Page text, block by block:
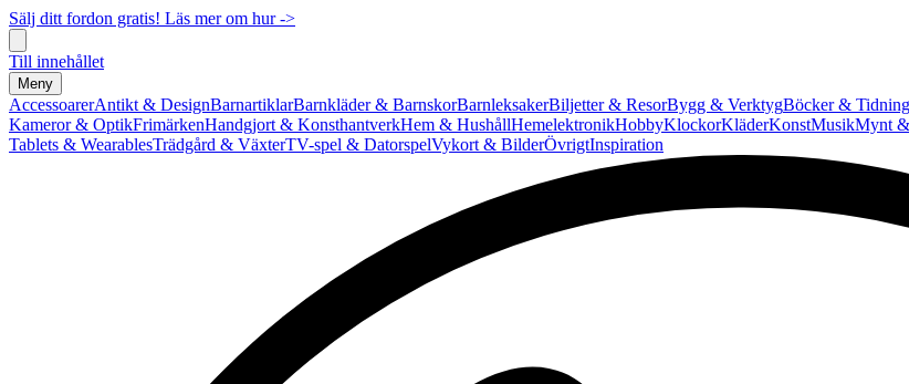
Sälj ditt fordon gratis! Läs mer om hur ->
Till innehållet
Meny
AccessoarerAntikt & DesignBarnartiklarBarnkläder & BarnskorBarnleksakerBiljetter & ResorBygg & VerktygBöcker &
Kameror & OptikFrimärkenHandgjort & KonsthantverkHem & HushållHemelektronikHobbyKlockorKläderKonstMusikMynt
Tablets & WearablesTrädgård & VäxterTV-spel & DatorspelVykort & BilderÖvrigtInspiration